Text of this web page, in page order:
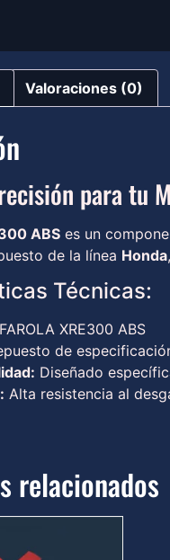
Valoraciones (0)
para tu
ABS es un
de la línea Honda
Técnicas:
FAROLA XRE300 ABS
de
Diseñado
Alta resistencia al
relacionados